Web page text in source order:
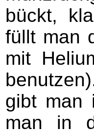
bückt,
füllt man
mit
gibt man
man in